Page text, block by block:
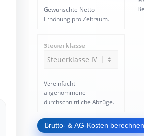
Gewünschte Netto-
Erhöhung pro Zeitraum.
Steuerklasse
Vereinfacht
angenommene
durchschnittliche Abzüge.
Brutto- & AG-Kosten berechnen